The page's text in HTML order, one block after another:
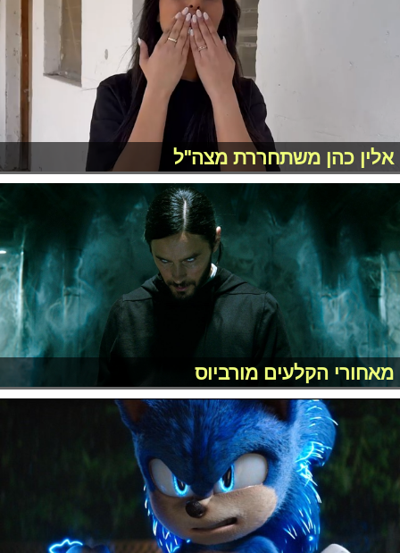
אלין כהן משתחררת מצה"ל
מאחורי הקלעים מורביוס